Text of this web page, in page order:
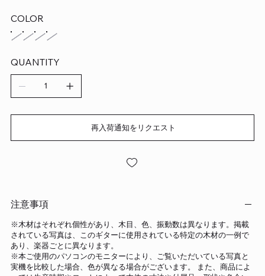
COLOR
QUANTITY
再入荷通知をリクエスト
注意事項
※木材はそれぞれ個性があり、木目、色、振動数は異なります。掲載
されている写真は、このギターに使用されている特定の木材の一例で
あり、楽器ごとに異なります。
※本ご使用のパソコンのモニターにより、ご覧いただいている写真と
実機を比較した場合、色が異なる場合がございます。 また、商品によ